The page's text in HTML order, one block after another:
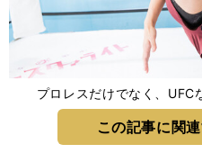
プロレスだけでなく、UFC
この記事に関